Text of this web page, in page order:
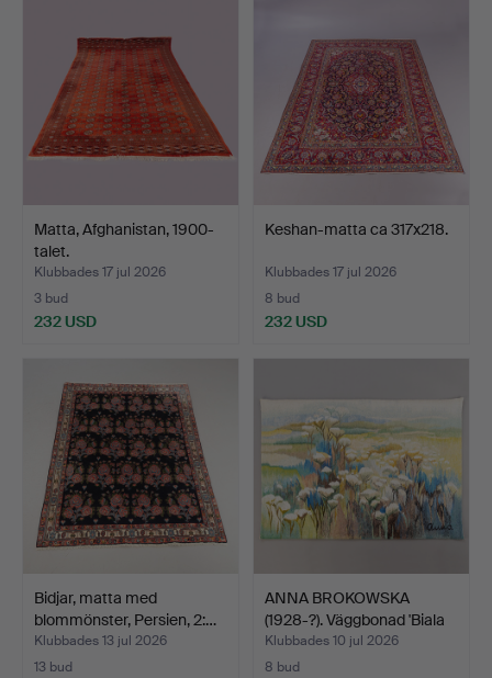
Matta, Afghanistan, 1900-
talet.
Klubbades 17 jul 2026
3 bud
232 USD
Keshan-matta ca 317x218.
Klubbades 17 jul 2026
8 bud
232 USD
Bidjar, matta med
blommönster, Persien, 2:…
Klubbades 13 jul 2026
13 bud
ANNA BROKOWSKA
(1928-?). Väggbonad 'Biala
…
Klubbades 10 jul 2026
8 bud